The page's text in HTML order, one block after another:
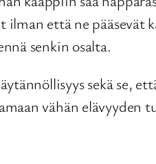
että ne pääsevät
senkin osalta.
sekä se,
vähän elävyyden